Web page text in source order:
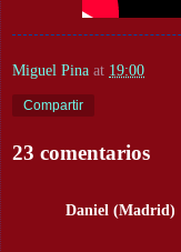
Miguel Pina at 19:00
Compartir
23 comentarios
Daniel (Madrid)